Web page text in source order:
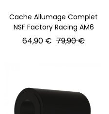
Cache Allumage Complet
NSF Factory Racing AM6
64,90 € Prix normal
79,90 €Prix